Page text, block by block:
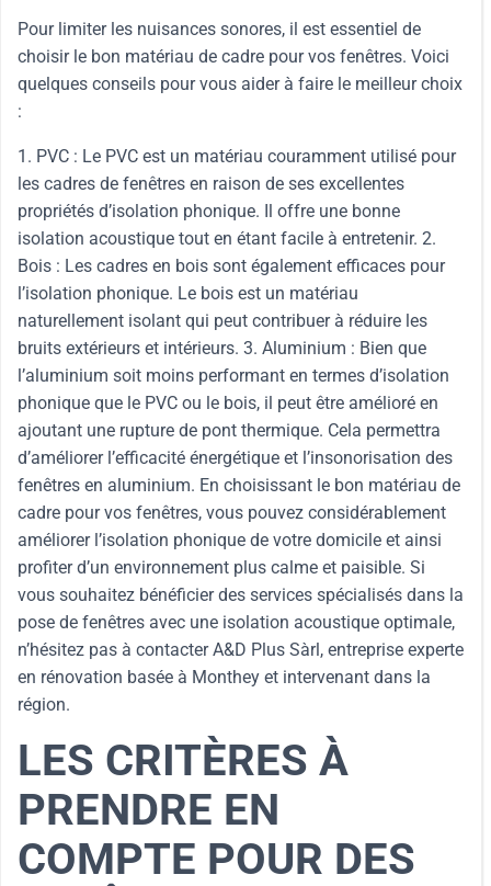
Pour limiter les nuisances sonores, il est essentiel de
choisir le bon matériau de cadre pour vos fenêtres. Voici
quelques conseils pour vous aider à faire le meilleur choix
:
1. PVC : Le PVC est un matériau couramment utilisé pour
les cadres de fenêtres en raison de ses excellentes
propriétés d’isolation phonique. Il offre une bonne
isolation acoustique tout en étant facile à entretenir. 2.
Bois : Les cadres en bois sont également efficaces pour
l’isolation phonique. Le bois est un matériau
naturellement isolant qui peut contribuer à réduire les
bruits extérieurs et intérieurs. 3. Aluminium : Bien que
l’aluminium soit moins performant en termes d’isolation
phonique que le PVC ou le bois, il peut être amélioré en
ajoutant une rupture de pont thermique. Cela permettra
d’améliorer l’efficacité énergétique et l’insonorisation des
fenêtres en aluminium. En choisissant le bon matériau de
cadre pour vos fenêtres, vous pouvez considérablement
améliorer l’isolation phonique de votre domicile et ainsi
profiter d’un environnement plus calme et paisible. Si
vous souhaitez bénéficier des services spécialisés dans la
pose de fenêtres avec une isolation acoustique optimale,
n’hésitez pas à contacter A&D Plus Sàrl, entreprise experte
en rénovation basée à Monthey et intervenant dans la
région.
LES CRITÈRES À
PRENDRE EN
COMPTE POUR DES